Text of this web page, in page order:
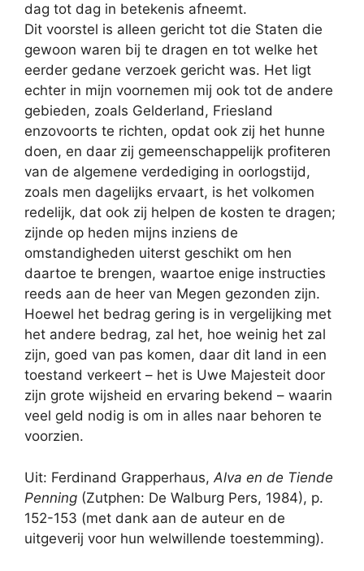
dag tot dag in betekenis afneemt.
Dit voorstel is alleen gericht tot die Staten die
gewoon waren bij te dragen en tot welke het
eerder gedane verzoek gericht was. Het ligt
echter in mijn voornemen mij ook tot de andere
gebieden, zoals Gelderland, Friesland
enzovoorts te richten, opdat ook zij het hunne
doen, en daar zij gemeenschappelijk profiteren
van de algemene verdediging in oorlogstijd,
zoals men dagelijks ervaart, is het volkomen
redelijk, dat ook zij helpen de kosten te dragen;
zijnde op heden mijns inziens de
omstandigheden uiterst geschikt om hen
daartoe te brengen, waartoe enige instructies
reeds aan de heer van Megen gezonden zijn.
Hoewel het bedrag gering is in vergelijking met
het andere bedrag, zal het, hoe weinig het zal
zijn, goed van pas komen, daar dit land in een
toestand verkeert – het is Uwe Majesteit door
zijn grote wijsheid en ervaring bekend – waarin
veel geld nodig is om in alles naar behoren te
voorzien.
Uit: Ferdinand Grapperhaus, Alva en de Tiende
Penning (Zutphen: De Walburg Pers, 1984), p.
152-153 (met dank aan de auteur en de
uitgeverij voor hun welwillende toestemming).